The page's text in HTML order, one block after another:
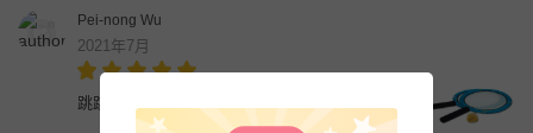
Pei-nong Wu
2021年7月
跳跳網球